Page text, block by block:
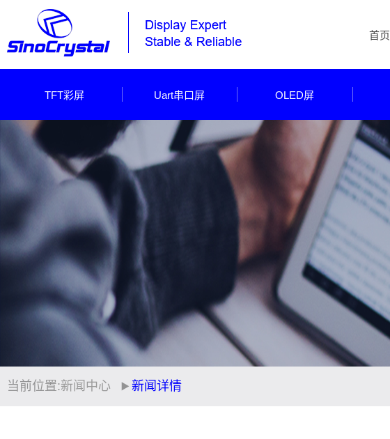
首页
TFT彩屏 Uart串口屏 OLED屏
当前位置:新闻中心 新闻详情